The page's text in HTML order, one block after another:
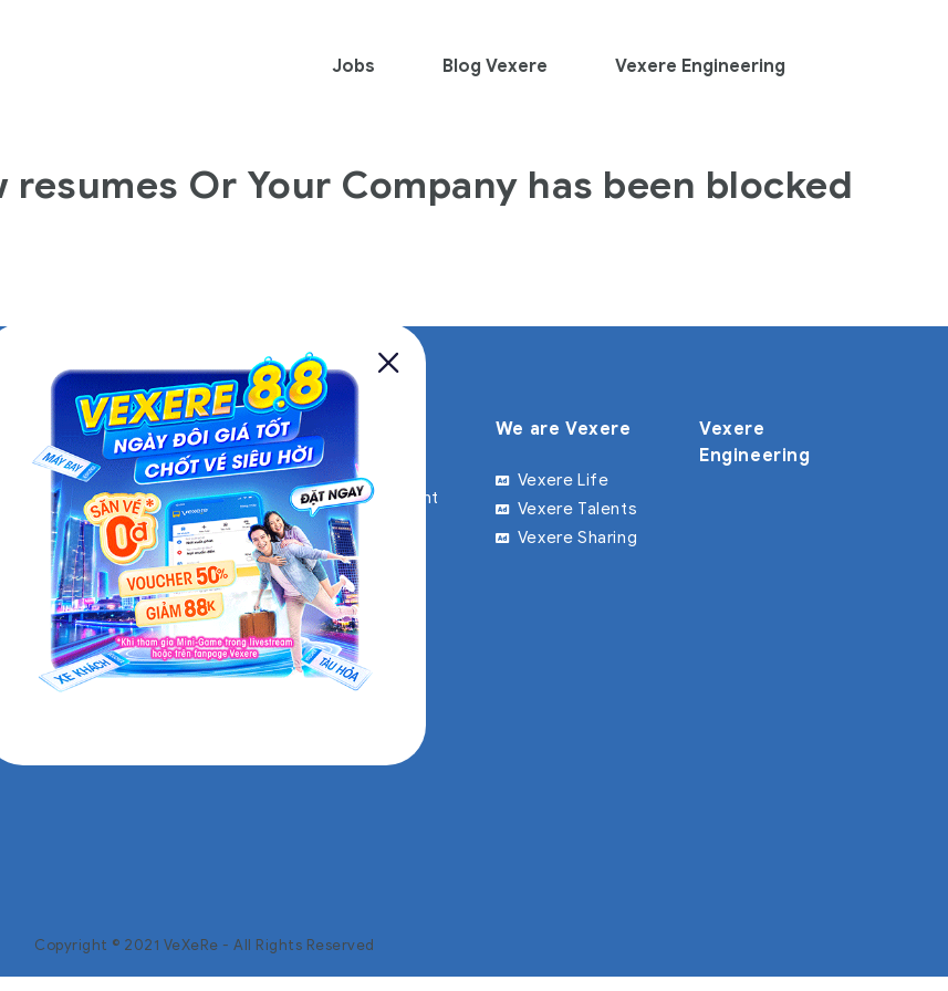
Jobs Blog Vexere Vexere Engineering
Or Your Company has been blocked
Phường 6, Quận 4, TP
See All Jobs
Account Manager,
Business Development
Product Management
Engineering and
Technology
Customer Service
Marketing
We are Vexere
Vexere Life
Vexere Talents
Vexere Sharing
Vexere
Engineering
Copyright © 2021 VeXeRe - All Rights Reserved